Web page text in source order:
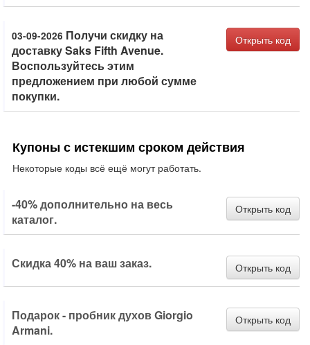
03-09-2026 Получи скидку на
доставку Saks Fifth Avenue.
Воспользуйтесь этим
предложением при любой сумме
покупки.
Открыть код
Купоны с истекшим сроком действия
Некоторые коды всё ещё могут работать.
-40% дополнительно на весь
каталог.
Открыть код
Скидка 40% на ваш заказ. Открыть код
Подарок - пробник духов Giorgio
Armani.
Открыть код